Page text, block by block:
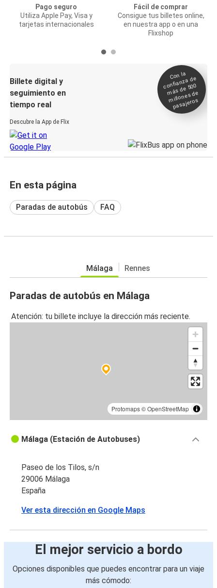
Pago seguro
Utiliza Apple Pay, Visa y
tarjetas internacionales
Fácil de comprar
Consigue tus billetes online,
en nuestra app o en una
Flixshop
Billete digital y
seguimiento en
tiempo real
Descubre la App de Flix
Con la
confianza de
más de 500
millones de
pasajeros
En esta página
Paradas de autobús FAQ
Málaga Rennes
Paradas de autobús en Málaga
Atención: tu billete incluye la dirección más reciente.
Protomaps©OpenStreetMap
Málaga (Estación de Autobuses)
Paseo de los Tilos, s/n
29006 Málaga
España
Ver esta dirección en Google Maps
El mejor servicio a bordo
Opciones disponibles que puedes encontrar para un viaje
más cómodo: